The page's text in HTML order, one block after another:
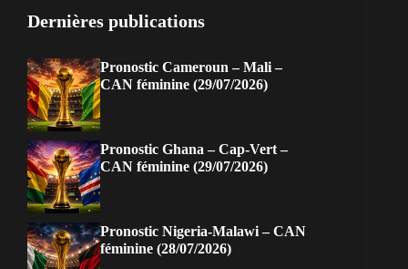
Dernières publications
Pronostic Cameroun – Mali –
CAN féminine (29/07/2026)
Pronostic Ghana – Cap-Vert –
CAN féminine (29/07/2026)
Pronostic Nigeria-Malawi – CAN
féminine (28/07/2026)